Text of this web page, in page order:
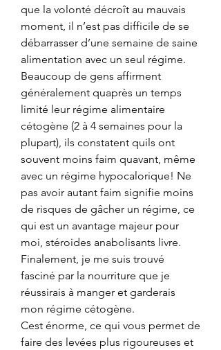
que la volonté décroît au mauvais
moment, il n’est pas difficile de se
débarrasser d’une semaine de saine
alimentation avec un seul régime.
Beaucoup de gens affirment
généralement quaprès un temps
limité leur régime alimentaire
cétogène (2 à 4 semaines pour la
plupart), ils constatent quils ont
souvent moins faim quavant, même
avec un régime hypocalorique! Ne
pas avoir autant faim signifie moins
de risques de gâcher un régime, ce
qui est un avantage majeur pour
moi, stéroides anabolisants livre.
Finalement, je me suis trouvé
fasciné par la nourriture que je
réussirais à manger et garderais
mon régime cétogène.
Cest énorme, ce qui vous permet de
faire des levées plus rigoureuses et